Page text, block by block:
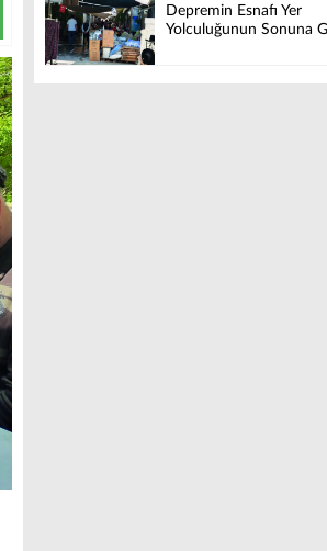
Depremin Esnafı Yer
Yolculuğunun Sonuna